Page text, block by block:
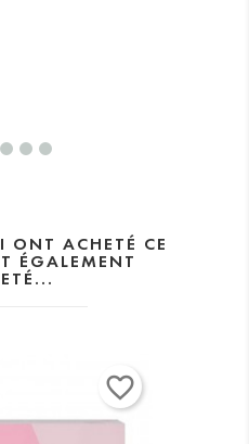
ONT ACHETÉ CE
ÉGALEMENT